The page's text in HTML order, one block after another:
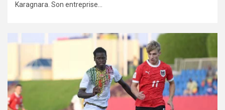
Karagnara. Son entreprise...